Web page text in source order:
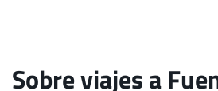
Sobre viajes a